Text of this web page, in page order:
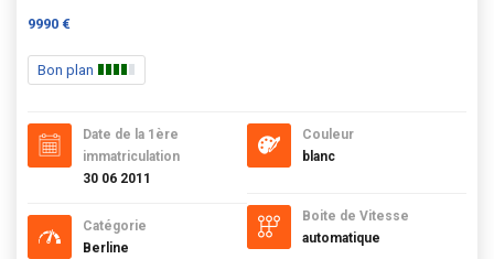
9990 €
Bon plan
Date de la 1ère
immatriculation
30 06 2011
Catégorie
Berline
Couleur
blanc
Boite de Vitesse
automatique